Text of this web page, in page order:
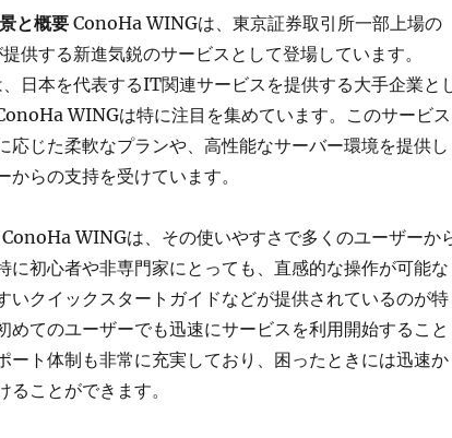
と概要ConoHa WINGは、東京証券取引所一部上場の
供する新進気鋭のサービスとして登場しています。
日本を代表するIT関連サービスを提供する大手企業と
WINGは特に注目を集めています。このサービス
応じた柔軟なプランや、高性能なサーバー環境を提供し
らの支持を受けています。
WINGは、その使いやすさで多くのユーザーか
に初心者や非専門家にとっても、直感的な操作が可能な
いクイックスタートガイドなどが提供されているのが特
めてのユーザーでも迅速にサービスを利用開始すること
ート体制も非常に充実しており、困ったときには迅速か
ことができます。